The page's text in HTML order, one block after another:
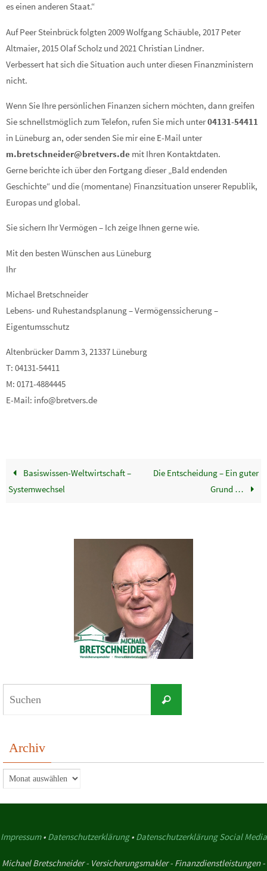
es einen anderen Staat.“
Auf Peer Steinbrück folgten 2009 Wolfgang Schäuble, 2017 Peter
Altmaier, 2015 Olaf Scholz und 2021 Christian Lindner.
Verbessert hat sich die Situation auch unter diesen Finanzministern
nicht.
Wenn Sie Ihre persönlichen Finanzen sichern möchten, dann greifen
Sie schnellstmöglich zum Telefon, rufen Sie mich unter04131-54411
in Lüneburg an, oder senden Sie mir eine E-Mail unter
m.bretschneider@bretvers.de mit Ihren Kontaktdaten.
Gerne berichte ich über den Fortgang dieser „Bald endenden
Geschichte“ und die (momentane) Finanzsituation unserer Republik,
Europas und global.
Sie sichern Ihr Vermögen – Ich zeige Ihnen gerne wie.
Mit den besten Wünschen aus Lüneburg
Ihr
Michael Bretschneider
Lebens- und Ruhestandsplanung – Vermögenssicherung –
Eigentumsschutz
Altenbrücker Damm 3, 21337 Lüneburg
T: 04131-54411
M: 0171-4884445
E-Mail: info@bretvers.de
Basiswissen-Weltwirtschaft –
Systemwechsel
Die Entscheidung – Ein guter
Grund …
Suchen
Archiv
Archiv
Impressum• Datenschutzerklärung• Datenschutzerklärung Social Media
Michael Bretschneider - Versicherungsmakler - Finanzdienstleistungen -